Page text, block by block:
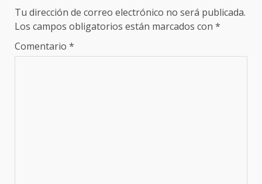
Tu dirección de correo electrónico no será publicada.
Los campos obligatorios están marcados con *
Comentario *